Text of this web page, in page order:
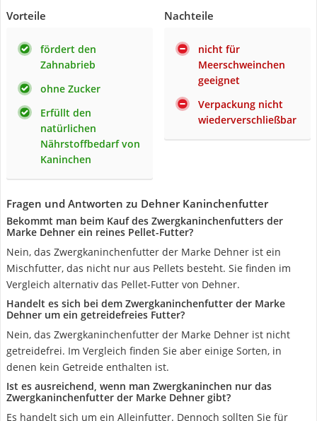
Vorteile
fördert den
Zahnabrieb
ohne Zucker
Erfüllt den
natürlichen
Nährstoffbedarf von
Kaninchen
Nachteile
nicht für
Meerschweinchen
geeignet
Verpackung nicht
wiederverschließbar
Fragen und Antworten zu Dehner Kaninchenfutter
Bekommt man beim Kauf des Zwergkaninchenfutters der
Marke Dehner ein reines Pellet-Futter?
Nein, das Zwergkaninchenfutter der Marke Dehner ist ein
Mischfutter, das nicht nur aus Pellets besteht. Sie finden im
Vergleich alternativ das Pellet-Futter von Dehner.
Handelt es sich bei dem Zwergkaninchenfutter der Marke
Dehner um ein getreidefreies Futter?
Nein, das Zwergkaninchenfutter der Marke Dehner ist nicht
getreidefrei. Im Vergleich finden Sie aber einige Sorten, in
denen kein Getreide enthalten ist.
Ist es ausreichend, wenn man Zwergkaninchen nur das
Zwergkaninchenfutter der Marke Dehner gibt?
Es handelt sich um ein Alleinfutter. Dennoch sollten Sie für